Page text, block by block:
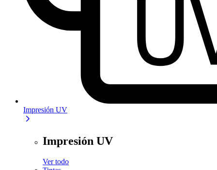
Impresión UV
Impresión UV
Ver todo